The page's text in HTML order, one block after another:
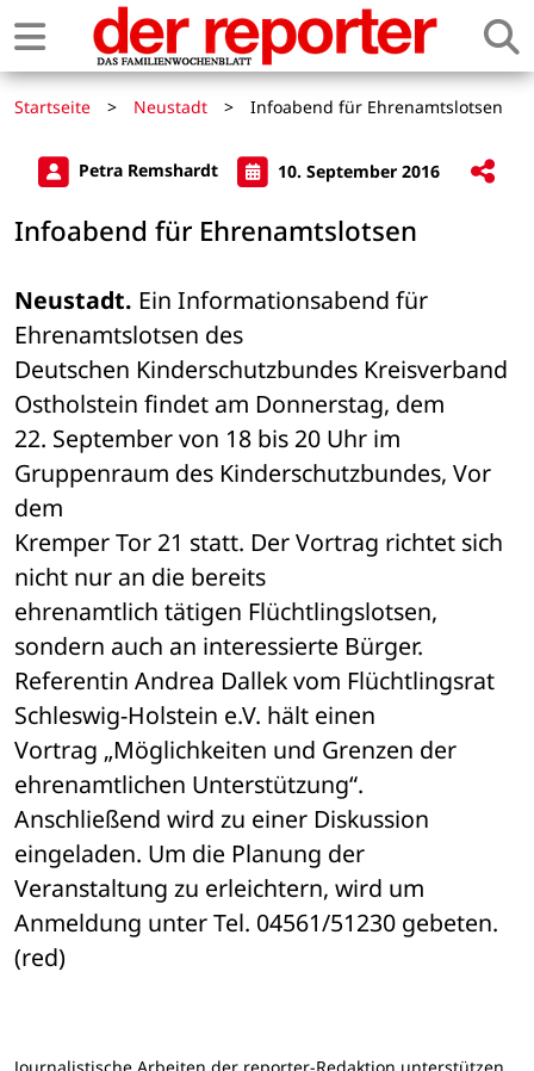
Startseite > Neustadt > Infoabend für Ehrenamtslotsen
Petra Remshardt 10. September 2016
Infoabend für Ehrenamtslotsen
Neustadt. Ein Informationsabend für
Ehrenamtslotsen des
Deutschen Kinderschutzbundes Kreisverband
Ostholstein findet am Donnerstag, dem
22. September von 18 bis 20 Uhr im
Gruppenraum des Kinderschutzbundes, Vor
dem
Kremper Tor 21 statt. Der Vortrag richtet sich
nicht nur an die bereits
ehrenamtlich tätigen Flüchtlingslotsen,
sondern auch an interessierte Bürger.
Referentin Andrea Dallek vom Flüchtlingsrat
Schleswig-Holstein e.V. hält einen
Vortrag „Möglichkeiten und Grenzen der
ehrenamtlichen Unterstützung“.
Anschließend wird zu einer Diskussion
eingeladen. Um die Planung der
Veranstaltung zu erleichtern, wird um
Anmeldung unter Tel. 04561/51230 gebeten.
(red)